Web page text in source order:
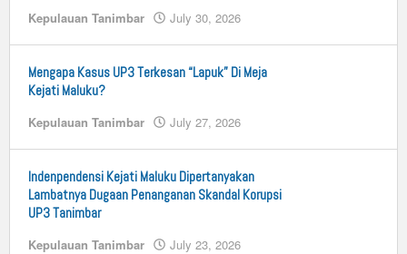
Kepulauan Tanimbar
July 30, 2026
Mengapa Kasus UP3 Terkesan “Lapuk” Di Meja
Kejati Maluku?
Kepulauan Tanimbar
July 27, 2026
Indenpendensi Kejati Maluku Dipertanyakan
Lambatnya Dugaan Penanganan Skandal Korupsi
UP3 Tanimbar
Kepulauan Tanimbar
July 23, 2026